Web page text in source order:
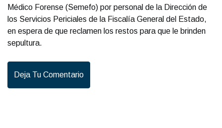
Médico Forense (Semefo) por personal de la Dirección de
los Servicios Periciales de la Fiscalía General del Estado,
en espera de que reclamen los restos para que le brinden
sepultura.
Deja Tu Comentario